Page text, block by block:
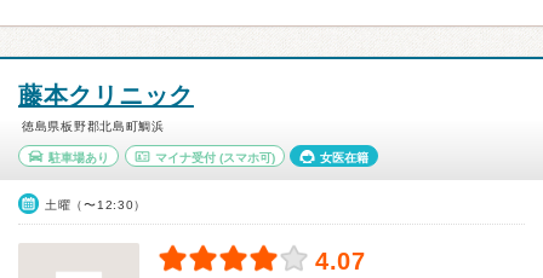
藤本クリニック
徳島県板野郡北島町鯛浜
駐車場あり マイナ受付(スマホ可) 女医在籍
土曜（〜12:30）
4.07